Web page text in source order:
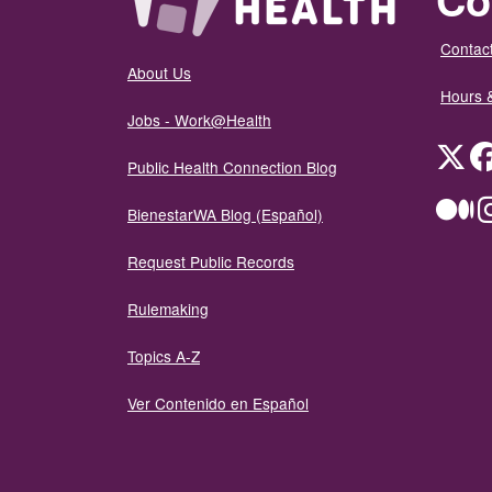
About Us
Jobs - Work@Health
Public Health Connection Blog
BienestarWA Blog (Español)
Request Public Records
Rulemaking
Topics A-Z
Ver Contenido en Español
Hours